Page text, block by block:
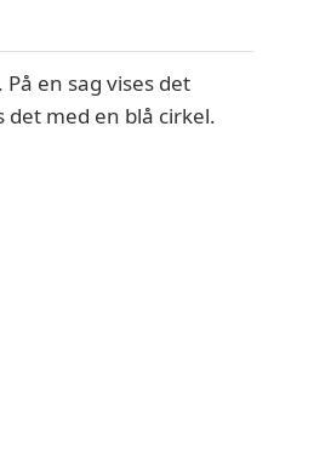
en sag vises det
med en blå cirkel.